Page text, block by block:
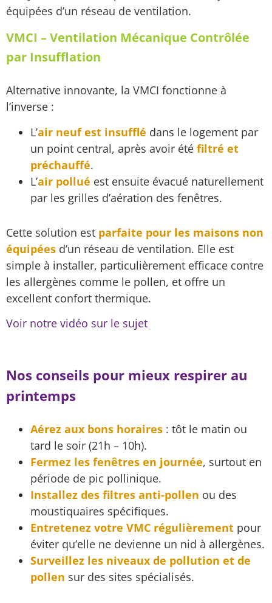
équipées d’un réseau de ventilation.
VMCI – Ventilation Mécanique Contrôlée
par Insufflation
Alternative innovante, la VMCI fonctionne à
l’inverse :
L’air neuf est insufflé dans le logement par
un point central, après avoir été filtré et
préchauffé.
L’air pollué est ensuite évacué naturellement
par les grilles d’aération des fenêtres.
Cette solution est parfaite pour les maisons non
équipées d’un réseau de ventilation. Elle est
simple à installer, particulièrement efficace contre
les allergènes comme le pollen, et offre un
excellent confort thermique.
Voir notre vidéo sur le sujet
Nos conseils pour mieux respirer au
printemps
Aérez aux bons horaires : tôt le matin ou
tard le soir (21h – 10h).
Fermez les fenêtres en journée, surtout en
période de pic pollinique.
Installez des filtres anti-pollen ou des
moustiquaires spécifiques.
Entretenez votre VMC régulièrement pour
éviter qu’elle ne devienne un nid à allergènes.
Surveillez les niveaux de pollution et de
pollen sur des sites spécialisés.